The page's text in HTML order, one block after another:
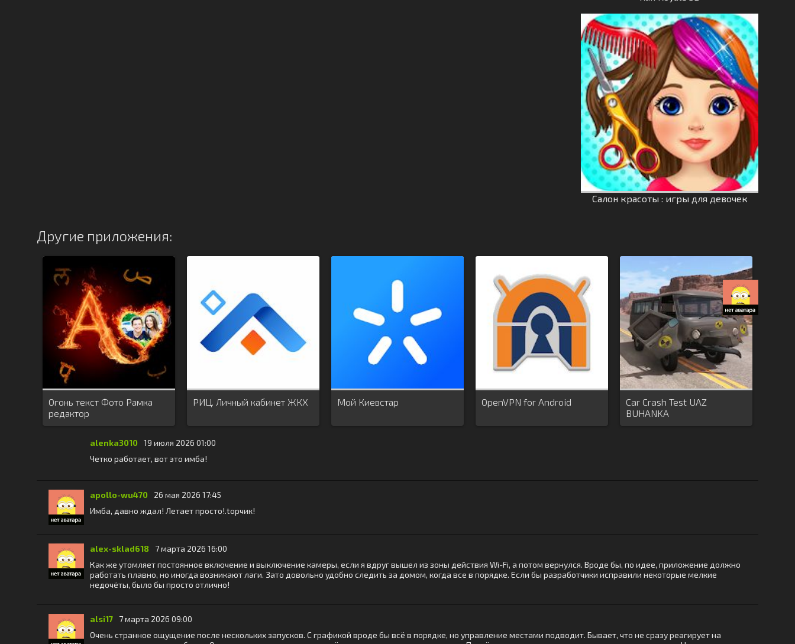
Салон красоты : игры для девочек
Другие приложения:
Огонь текст Фото Рамка
редактор
РИЦ. Личный кабинет ЖКХ Мой Киевстар OpenVPN for Android
Car Crash Test UAZ
BUHANKA
alenka3010
19 июля 2026 01:00
Четко работает, вот это имба!
apollo-wu470
26 мая 2026 17:45
Имба, давно ждал! Летает просто!.topчик!
alex-sklad618
7 марта 2026 16:00
Как же утомляет постоянное включение и выключение камеры, если я вдруг вышел из зоны действия Wi-Fi, а потом вернулся. Вроде бы, по идее, приложение должно
работать плавно, но иногда возникают лаги. Зато довольно удобно следить за домом, когда все в порядке. Если бы разработчики исправили некоторые мелкие
недочёты, было бы просто отлично!
alsi17
7 марта 2026 09:00
Очень странное ощущение после нескольких запусков. С графикой вроде бы всё в порядке, но управление местами подводит. Бывает, что не сразу реагирует на